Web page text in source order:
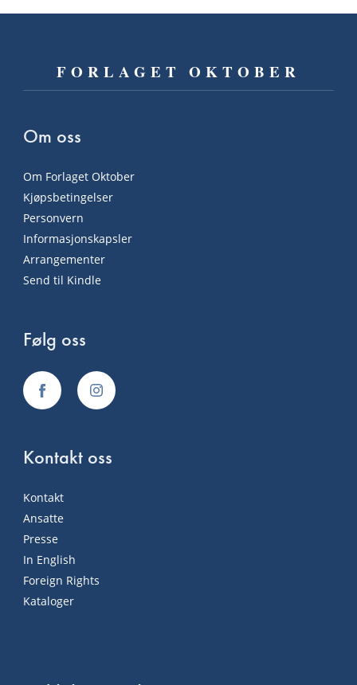
FORLAGET OKTOBER
Om oss
Om Forlaget Oktober
Kjøpsbetingelser
Personvern
Informasjonskapsler
Arrangementer
Send til Kindle
Følg oss
Kontakt oss
Kontakt
Ansatte
Presse
In English
Foreign Rights
Kataloger